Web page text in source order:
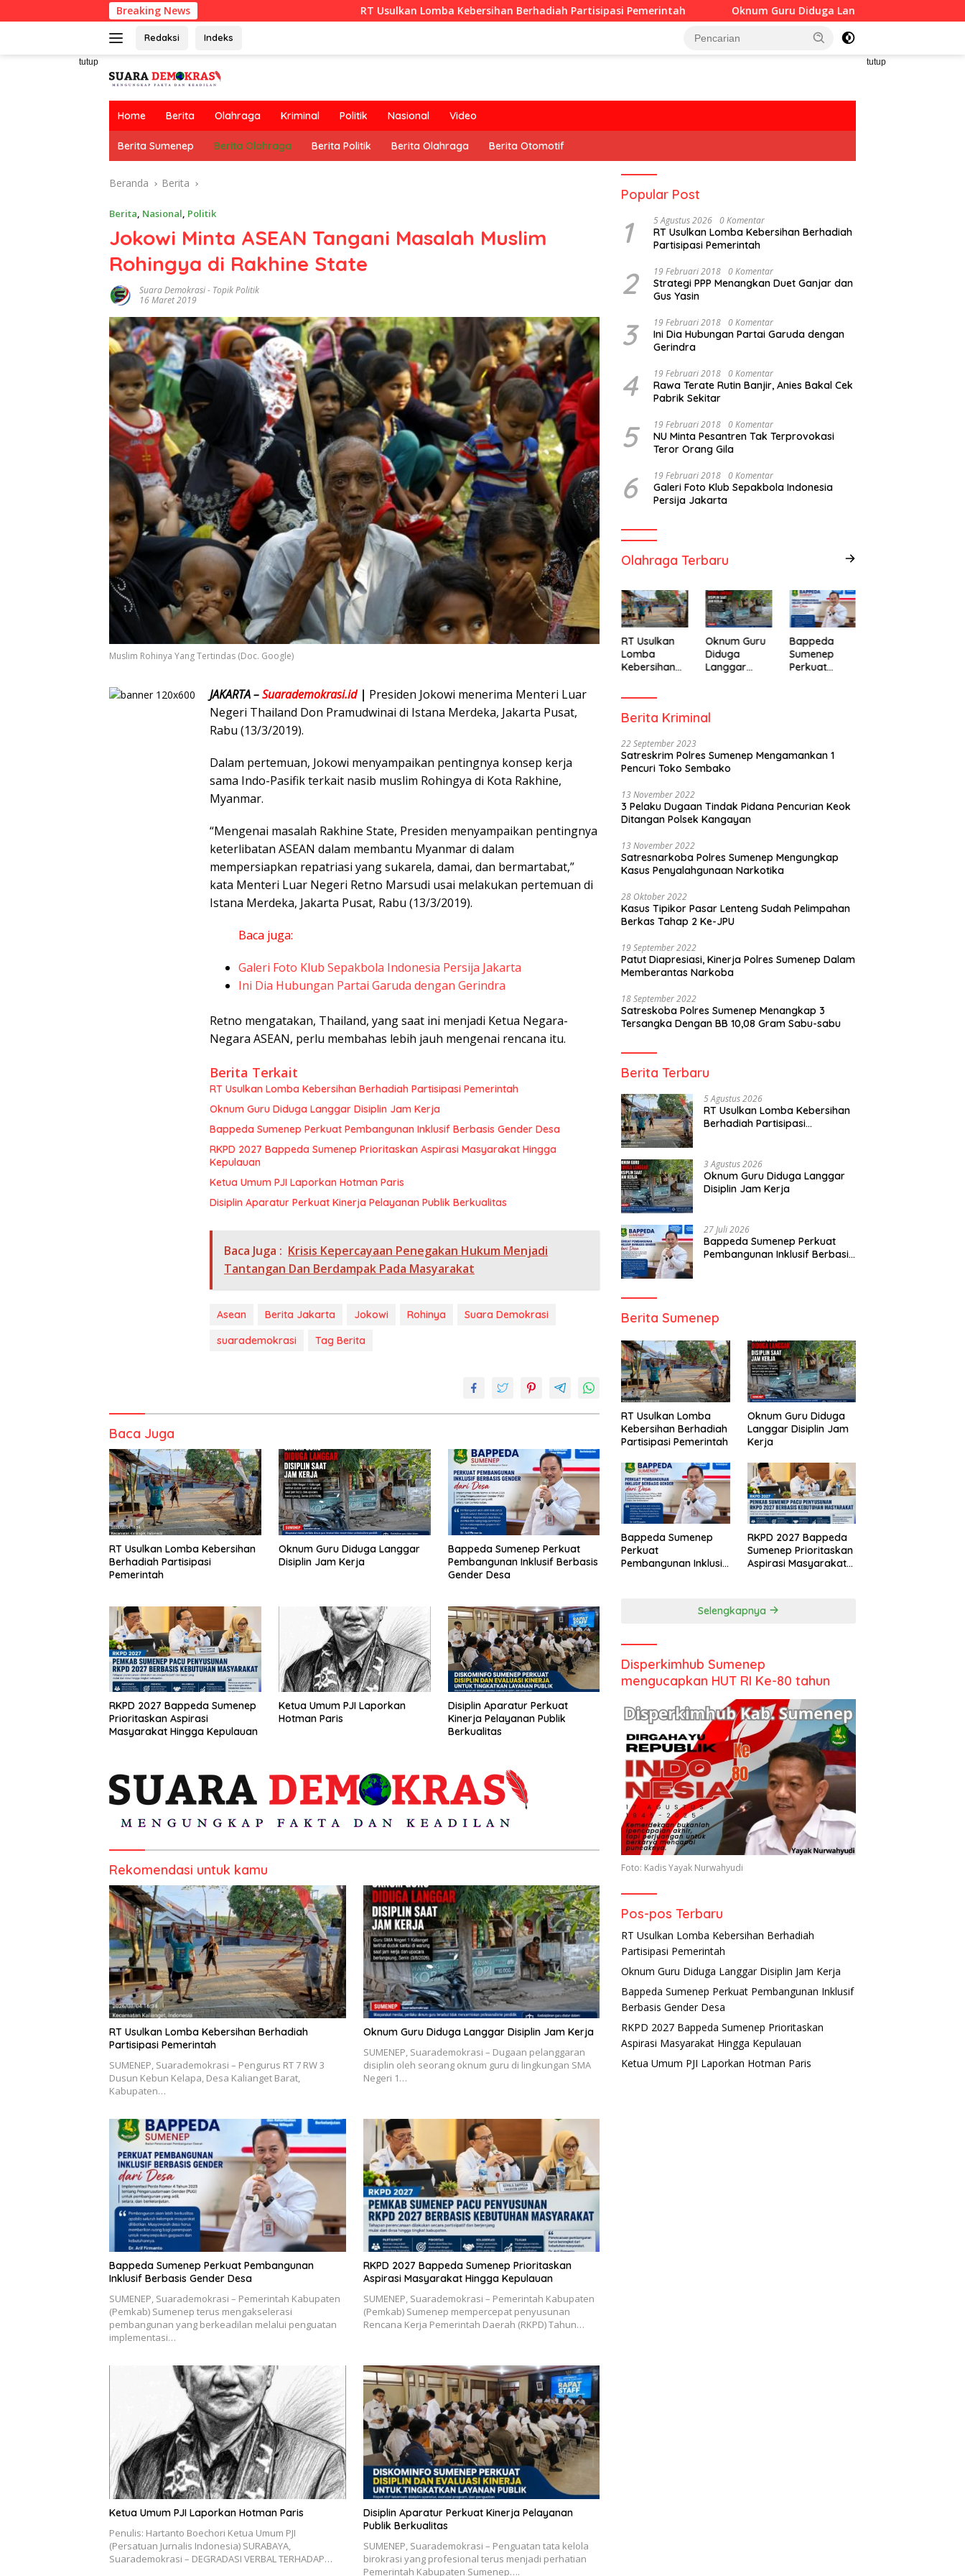
ke
Breaking News RT Usulkan Lomba Kebersihan Berhadiah Partisipasi Pemerintah Oknum Guru Diduga Langgar Disiplin Jam Kerja
Redaksi Indeks
tutup tutup
Home Berita Olahraga Kriminal Politik Nasional Video
Berita Sumenep Berita Olahraga Berita Politik Berita Olahraga Berita Otomotif
Beranda Berita
Berita, Nasional, Politik
Jokowi Minta ASEAN Tangani Masalah Muslim
Rohingya di Rakhine State
Suara Demokrasi- Topik Politik
16 Maret 2019
Muslim Rohinya Yang Tertindas (Doc. Google)
JAKARTA –Suarademokrasi.id| Presiden Jokowi menerima Menteri Luar
Negeri Thailand Don Pramudwinai di Istana Merdeka, Jakarta Pusat,
Rabu (13/3/2019).
Dalam pertemuan, Jokowi menyampaikan pentingnya konsep kerja
sama Indo-Pasifik terkait nasib muslim Rohingya di Kota Rakhine,
Myanmar.
“Mengenai masalah Rakhine State, Presiden menyampaikan pentingnya
keterlibatan ASEAN dalam membantu Myanmar di dalam
mempersiapkan repatriasi yang sukarela, damai, dan bermartabat,”
kata Menteri Luar Negeri Retno Marsudi usai melakukan pertemuan di
Istana Merdeka, Jakarta Pusat, Rabu (13/3/2019).
Baca juga:
Galeri Foto Klub Sepakbola Indonesia Persija Jakarta
Ini Dia Hubungan Partai Garuda dengan Gerindra
Retno mengatakan, Thailand, yang saat ini menjadi Ketua Negara-
Negara ASEAN, perlu membahas lebih jauh mengenai rencana itu.
Berita Terkait
RT Usulkan Lomba Kebersihan Berhadiah Partisipasi Pemerintah
Oknum Guru Diduga Langgar Disiplin Jam Kerja
Bappeda Sumenep Perkuat Pembangunan Inklusif Berbasis Gender Desa
RKPD 2027 Bappeda Sumenep Prioritaskan Aspirasi Masyarakat Hingga
Kepulauan
Ketua Umum PJI Laporkan Hotman Paris
Disiplin Aparatur Perkuat Kinerja Pelayanan Publik Berkualitas
Baca Juga : Krisis Kepercayaan Penegakan Hukum Menjadi
Tantangan Dan Berdampak Pada Masyarakat
Asean Berita Jakarta Jokowi Rohinya
Suara Demokrasi
suarademokrasi
Tag Berita
Baca Juga
RT Usulkan Lomba Kebersihan
Berhadiah Partisipasi
Pemerintah
Oknum Guru Diduga Langgar
Disiplin Jam Kerja
Bappeda Sumenep Perkuat
Pembangunan Inklusif Berbasis
Gender Desa
RKPD 2027 Bappeda Sumenep
Prioritaskan Aspirasi
Masyarakat Hingga Kepulauan
Ketua Umum PJI Laporkan
Hotman Paris
Disiplin Aparatur Perkuat
Kinerja Pelayanan Publik
Berkualitas
Rekomendasi untuk kamu
RT Usulkan Lomba Kebersihan Berhadiah
Partisipasi Pemerintah
SUMENEP, Suarademokrasi – Pengurus RT 7 RW 3
Dusun Kebun Kelapa, Desa Kalianget Barat,
Kabupaten…
Oknum Guru Diduga Langgar Disiplin Jam Kerja
SUMENEP, Suarademokrasi – Dugaan pelanggaran
disiplin oleh seorang oknum guru di lingkungan SMA
Negeri 1…
Bappeda Sumenep Perkuat Pembangunan
Inklusif Berbasis Gender Desa
SUMENEP, Suarademokrasi – Pemerintah Kabupaten
(Pemkab) Sumenep terus mengakselerasi
pembangunan yang berkeadilan melalui penguatan
implementasi…
RKPD 2027 Bappeda Sumenep Prioritaskan
Aspirasi Masyarakat Hingga Kepulauan
SUMENEP, Suarademokrasi – Pemerintah Kabupaten
(Pemkab) Sumenep mempercepat penyusunan
Rencana Kerja Pemerintah Daerah (RKPD) Tahun…
Ketua Umum PJI Laporkan Hotman Paris
Penulis: Hartanto Boechori Ketua Umum PJI
(Persatuan Jurnalis Indonesia) SURABAYA,
Suarademokrasi – DEGRADASI VERBAL TERHADAP…
Disiplin Aparatur Perkuat Kinerja Pelayanan
Publik Berkualitas
SUMENEP, Suarademokrasi – Penguatan tata kelola
birokrasi yang profesional terus menjadi perhatian
Pemerintah Kabupaten Sumenep….
Popular Post
1 5 Agustus 2026 0 Komentar
RT Usulkan Lomba Kebersihan Berhadiah
Partisipasi Pemerintah
2 19 Februari 2018 0 Komentar
Strategi PPP Menangkan Duet Ganjar dan
Gus Yasin
3 19 Februari 2018 0 Komentar
Ini Dia Hubungan Partai Garuda dengan
Gerindra
4 19 Februari 2018 0 Komentar
Rawa Terate Rutin Banjir, Anies Bakal Cek
Pabrik Sekitar
5 19 Februari 2018 0 Komentar
NU Minta Pesantren Tak Terprovokasi
Teror Orang Gila
6 19 Februari 2018 0 Komentar
Galeri Foto Klub Sepakbola Indonesia
Persija Jakarta
Olahraga Terbaru
RT Usulkan
Lomba
Kebersihan
Oknum Guru
Diduga
Langgar
Bappeda
Sumenep
Perkuat
Berita Kriminal
22 September 2023
Satreskrim Polres Sumenep Mengamankan 1
Pencuri Toko Sembako
13 November 2022
3 Pelaku Dugaan Tindak Pidana Pencurian Keok
Ditangan Polsek Kangayan
13 November 2022
Satresnarkoba Polres Sumenep Mengungkap
Kasus Penyalahgunaan Narkotika
28 Oktober 2022
Kasus Tipikor Pasar Lenteng Sudah Pelimpahan
Berkas Tahap 2 Ke-JPU
19 September 2022
Patut Diapresiasi, Kinerja Polres Sumenep Dalam
Memberantas Narkoba
18 September 2022
Satreskoba Polres Sumenep Menangkap 3
Tersangka Dengan BB 10,08 Gram Sabu-sabu
Berita Terbaru
5 Agustus 2026
RT Usulkan Lomba Kebersihan
Berhadiah Partisipasi
3 Agustus 2026
Oknum Guru Diduga Langgar
Disiplin Jam Kerja
27 Juli 2026
Bappeda Sumenep Perkuat
Pembangunan Inklusif Berbasis
Berita Sumenep
RT Usulkan Lomba
Kebersihan Berhadiah
Partisipasi Pemerintah
Oknum Guru Diduga
Langgar Disiplin Jam
Kerja
Bappeda Sumenep
Perkuat
Pembangunan Inklusif
RKPD 2027 Bappeda
Sumenep Prioritaskan
Aspirasi Masyarakat
Selengkapnya
Disperkimhub Sumenep
mengucapkan HUT RI Ke-80 tahun
Foto: Kadis Yayak Nurwahyudi
Pos-pos Terbaru
RT Usulkan Lomba Kebersihan Berhadiah
Partisipasi Pemerintah
Oknum Guru Diduga Langgar Disiplin Jam Kerja
Bappeda Sumenep Perkuat Pembangunan Inklusif
Berbasis Gender Desa
RKPD 2027 Bappeda Sumenep Prioritaskan
Aspirasi Masyarakat Hingga Kepulauan
Ketua Umum PJI Laporkan Hotman Paris